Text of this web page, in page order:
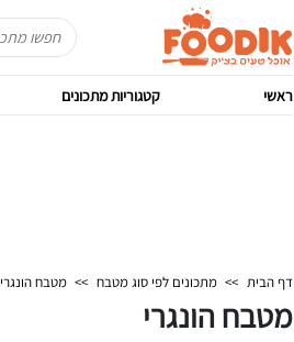
ראשי קטגוריות מתכונים
דף הבית >> מתכונים לפי סוג מטבח >> מטבח הונגרי
מטבח הונגרי